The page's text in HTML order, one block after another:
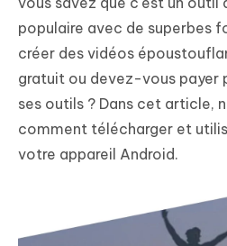
iAnyGo
populaire avec de superbes
créer des vidéos
gratuit ou devez-vous payer
ses outils ? Dans cet article,
comment télécharger et
votre appareil Android.